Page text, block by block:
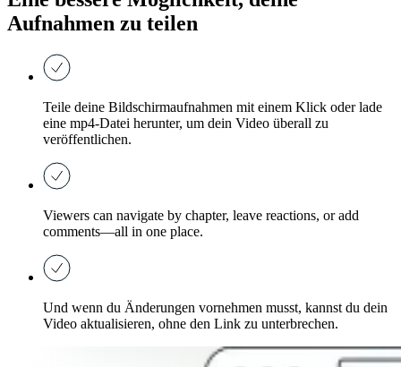
Aufnahmen zu teilen
Teile deine Bildschirmaufnahmen mit einem Klick oder lade
eine mp4-Datei herunter, um dein Video überall zu
veröffentlichen.
Viewers can navigate by chapter, leave reactions, or add
comments—all in one place.
Und wenn du Änderungen vornehmen musst, kannst du dein
Video aktualisieren, ohne den Link zu unterbrechen.